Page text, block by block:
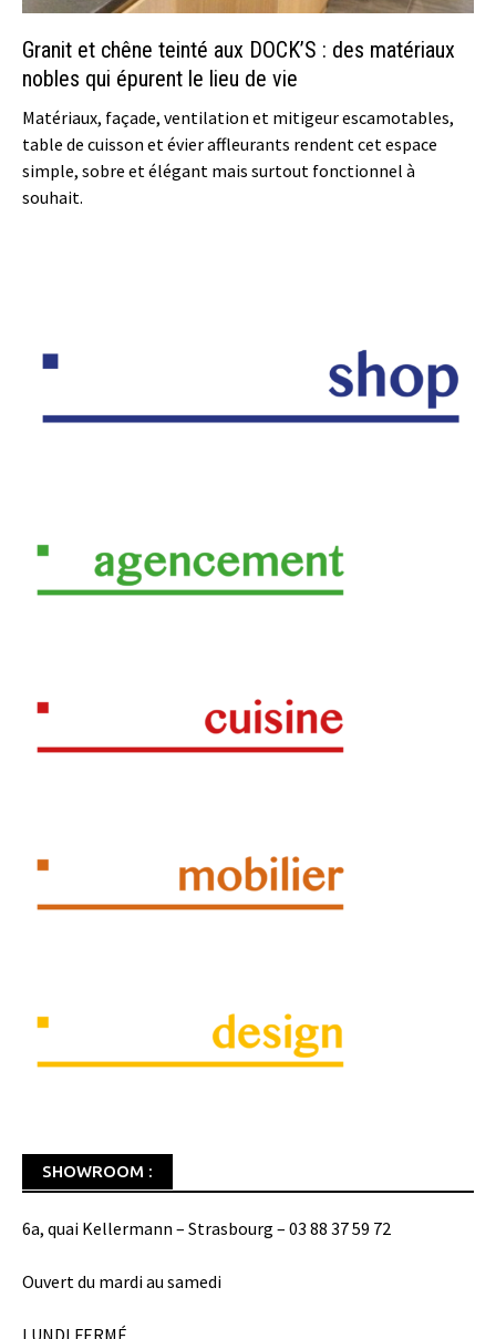
Granit et chêne teinté aux DOCK’S : des matériaux
nobles qui épurent le lieu de vie
Matériaux, façade, ventilation et mitigeur escamotables,
table de cuisson et évier affleurants rendent cet espace
simple, sobre et élégant mais surtout fonctionnel à
souhait.
SHOWROOM :
6a, quai Kellermann – Strasbourg – 03 88 37 59 72
Ouvert du mardi au samedi
LUNDI FERMÉ